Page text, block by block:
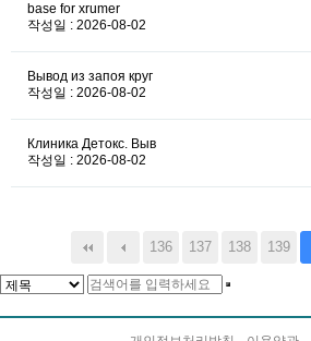
base for xrumer
작성일 : 2026-08-02
Вывод из запоя круг
작성일 : 2026-08-02
Клиника Детокс. Выв
작성일 : 2026-08-02
136 137 138 139